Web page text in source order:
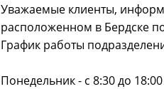
Уважаемые клиенты,
расположенном в Бердске
График работы
Понедельник - с 8:30 до 18:00